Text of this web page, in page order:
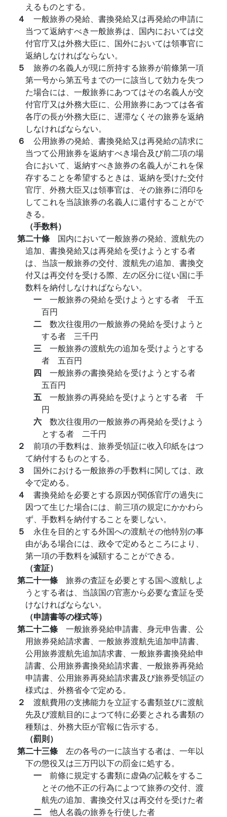
えるものとする。
４ 一般旅券の発給、書換発給又は再発給の申請に
当つて返納すべき一般旅券は、国内においては交
付官庁又は外務大臣に、国外においては領事官に
返納しなければならない。
５ 旅券の名義人が現に所持する旅券が前條第一項
第一号から第五号までの一に該当して効力を失つ
た場合には、一般旅券にあつてはその名義人が交
付官庁又は外務大臣に、公用旅券にあつては各省
各庁の長が外務大臣に、遅滞なくその旅券を返納
しなければならない。
６ 公用旅券の発給、書換発給又は再発給の請求に
当つて公用旅券を返納すべき場合及び前二項の場
合において、返納すべき旅券の名義人がこれを保
存することを希望するときは、返納を受けた交付
官庁、外務大臣又は領事官は、その旅券に消印を
してこれを当該旅券の名義人に還付することがで
きる。
（手数料）
第二十條 国内において一般旅券の発給、渡航先の
追加、書換発給又は再発給を受けようとする者
は、当該一般旅券の交付、渡航先の追加、書換交
付又は再交付を受ける際、左の区分に従い国に手
数料を納付しなければならない。
一 一般旅券の発給を受けようとする者 千五
百円
二 数次往復用の一般旅券の発給を受けようと
する者 三千円
三 一般旅券の渡航先の追加を受けようとする
者 五百円
四 一般旅券の書換発給を受けようとする者
五百円
五 一般旅券の再発給を受けようとする者 千
円
六 数次往復用の一般旅券の再発給を受けよう
とする者 二千円
２ 前項の手数料は、旅券受領証に收入印紙をはつ
て納付するものとする。
３ 国外における一般旅券の手数料に関しては、政
令で定める。
４ 書換発給を必要とする原因が関係官庁の過失に
因つて生じた場合には、前三項の規定にかかわら
ず、手数料を納付することを要しない。
５ 永住を目的とする外国への渡航その他特別の事
由がある場合には、政令で定めるところにより、
第一項の手数料を減額することができる。
（査証）
第二十一條 旅券の査証を必要とする国へ渡航しよ
うとする者は、当該国の官憲から必要な査証を受
けなければならない。
（申請書等の様式等）
第二十二條 一般旅券発給申請書、身元申告書、公
用旅券発給請求書、一般旅券渡航先追加申請書、
公用旅券渡航先追加請求書、一般旅券書換発給申
請書、公用旅券書換発給請求書、一般旅券再発給
申請書、公用旅券再発給請求書及び旅券受領証の
様式は、外務省令で定める。
２ 渡航費用の支拂能力を立証する書類並びに渡航
先及び渡航目的によつて特に必要とされる書類の
種類は、外務大臣が官報に告示する。
（罰則）
第二十三條 左の各号の一に該当する者は、一年以
下の懲役又は三万円以下の罰金に処する。
一 前條に規定する書類に虚偽の記載をするこ
とその他不正の行為によつて旅券の交付、渡
航先の追加、書換交付又は再交付を受けた者
二 他人名義の旅券を行使した者